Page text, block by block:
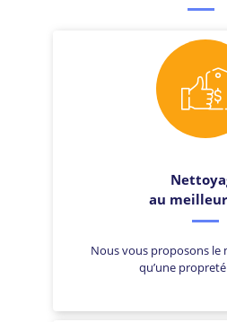
au
Nous vous proposons le
qu’une